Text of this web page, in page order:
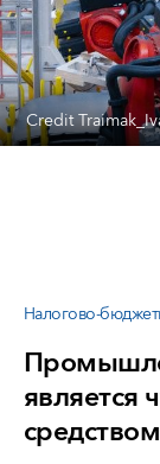
Credit
Налогово-
является